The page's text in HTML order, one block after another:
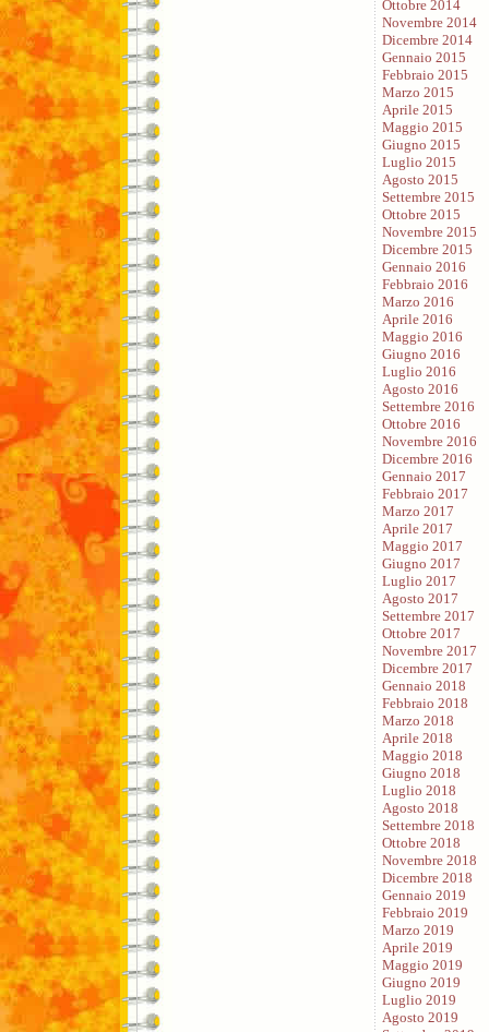
Ottobre 2014
Novembre 2014
Dicembre 2014
Gennaio 2015
Febbraio 2015
Marzo 2015
Aprile 2015
Maggio 2015
Giugno 2015
Luglio 2015
Agosto 2015
Settembre 2015
Ottobre 2015
Novembre 2015
Dicembre 2015
Gennaio 2016
Febbraio 2016
Marzo 2016
Aprile 2016
Maggio 2016
Giugno 2016
Luglio 2016
Agosto 2016
Settembre 2016
Ottobre 2016
Novembre 2016
Dicembre 2016
Gennaio 2017
Febbraio 2017
Marzo 2017
Aprile 2017
Maggio 2017
Giugno 2017
Luglio 2017
Agosto 2017
Settembre 2017
Ottobre 2017
Novembre 2017
Dicembre 2017
Gennaio 2018
Febbraio 2018
Marzo 2018
Aprile 2018
Maggio 2018
Giugno 2018
Luglio 2018
Agosto 2018
Settembre 2018
Ottobre 2018
Novembre 2018
Dicembre 2018
Gennaio 2019
Febbraio 2019
Marzo 2019
Aprile 2019
Maggio 2019
Giugno 2019
Luglio 2019
Agosto 2019